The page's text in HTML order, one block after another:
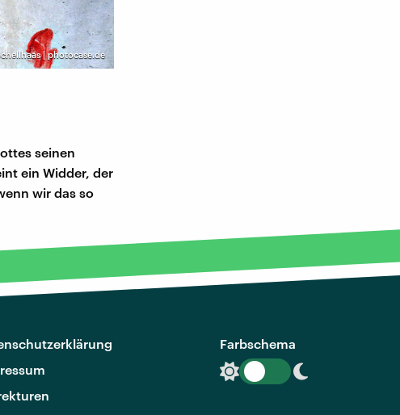
| photocase.de
seinen
ein Widder, der
wir das so
Farbschema